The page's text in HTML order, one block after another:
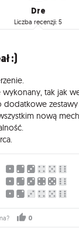
Dre
Liczba recenzji: 5
:)
tak jak
dodatkowe
nową
0